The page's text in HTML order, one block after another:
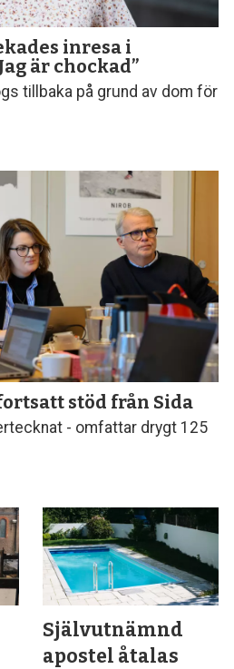
inresa i
är chockad”
tillbaka på grund av dom för
stöd från Sida
- omfattar drygt 125
Självutnämnd
apostel åtalas